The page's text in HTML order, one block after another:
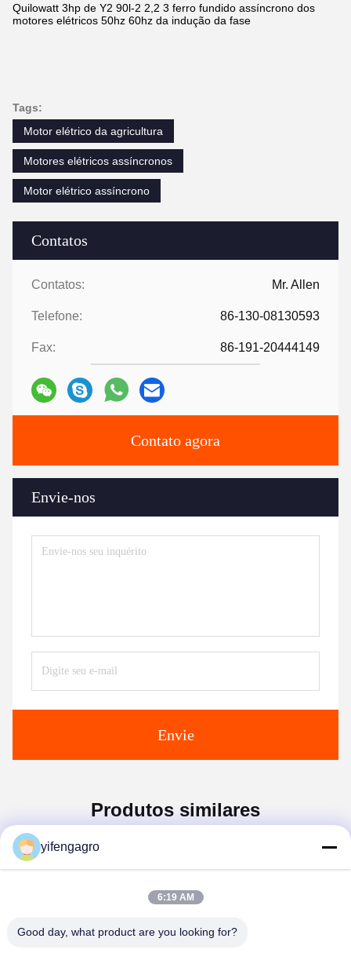
Contatos
Contatos: Mr. Allen
Telefone: 86-130-08130593
Fax: 86-191-20444149
Contato agora
Envie-nos
Envie
Quilowatt 3hp de Y2 90l-2 2,2 3 ferro fundido assíncrono dos
motores elétricos 50hz 60hz da indução da fase
Tags:
Motor elétrico da agricultura
Motores elétricos assíncronos
Motor elétrico assíncrono
Produtos similares
yifengagro
6:19 AM
Good day, what product are you looking for?